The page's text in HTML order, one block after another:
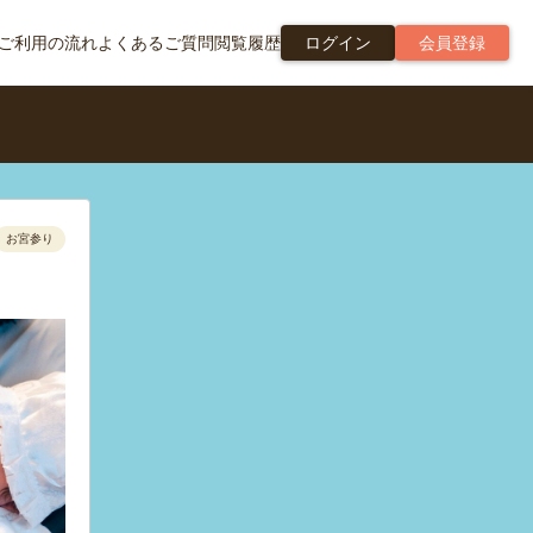
利用の流れよくあるご質問閲覧履歴 ログイン 会員登録
お宮参り